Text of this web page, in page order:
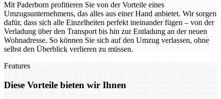
Mit Paderborn profitieren Sie von der Vorteile eines
Umzugsunternehmens, das alles aus einer Hand anbietet. Wir sorgen
dafür, dass sich alle Einzelheiten perfekt ineinander fügen – von der
Verladung über den Transport bis hin zur Entladung an der neuen
Wohnadresse. So können Sie sich auf den Umzug verlassen, ohne
selbst den Überblick verlieren zu müssen.
Features
Diese Vorteile bieten wir Ihnen